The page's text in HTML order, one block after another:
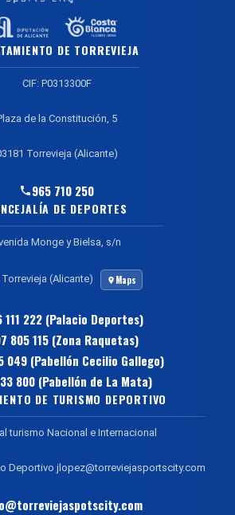
DE TORREVIEJA
CIF: P0313300F
de la Constitución, 5
Torrevieja (Alicante)
965 710 250
DE DEPORTES
Monge y Bielsa, s/n
(Alicante) Maps
111 222 (Palacio Deportes)
805 115 (Zona Raquetas)
049 (Pabellón Cecilio Gallego)
800 (Pabellón de La Mata)
DE TURISMO DEPORTIVO
turismo Nacional e Internacional
Deportivo jlopez@torreviejasportscity.com